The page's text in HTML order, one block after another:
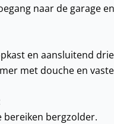
naar de garage
en aansluitend
met douche en
bergzolder.